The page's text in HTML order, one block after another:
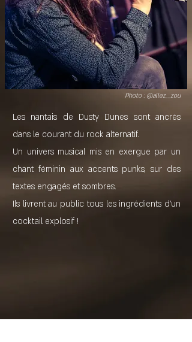
Photo : @allez__zou
Les nantais de Dusty Dunes sont ancrés
dans le courant du rock alternatif.
Un univers musical mis en exergue par un
chant féminin aux accents punks, sur des
textes engagés et sombres.
Ils livrent au public tous les ingrédients d'un
cocktail explosif !